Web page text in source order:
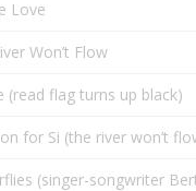
Love
Won’t Flow
(read flag turns up black)
for Si (the river won’t
(singer-songwriter